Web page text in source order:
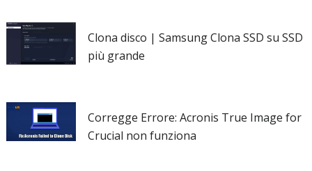
Clona disco | Samsung Clona SSD su SSD
più grande
Corregge Errore: Acronis True Image for
Crucial non funziona